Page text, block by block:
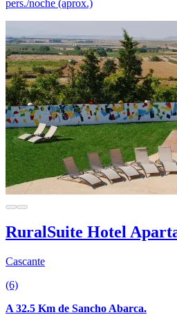
pers./noche (aprox.)
RuralSuite Hotel
Cascante
(6)
A 32.5 Km de Sancho Abarca.